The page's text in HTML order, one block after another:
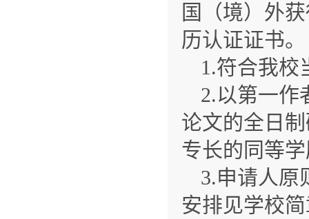
国（境）外
历认证证书。
1.符合我校
2.以第一作
论文的全日
专长的同等
3.申请人原
安排见学校